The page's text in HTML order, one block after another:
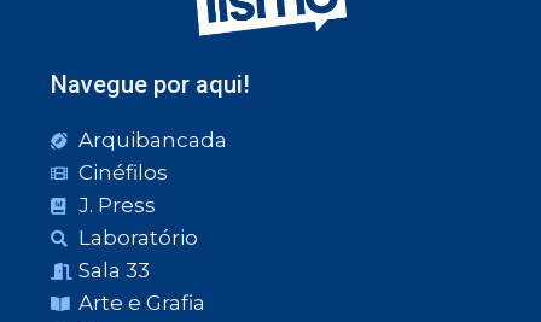
Navegue por aqui!
Arquibancada
Cinéfilos
J. Press
Laboratório
Sala 33
Arte e Grafia